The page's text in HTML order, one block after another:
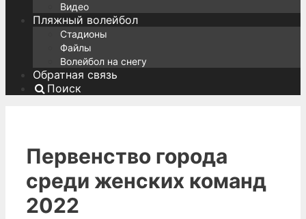
Видео
Пляжный волейбол
Стадионы
Файлы
Волейбол на снегу
Обратная связь
Поиск
Первенство города
среди женских команд
2022